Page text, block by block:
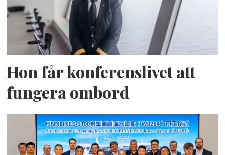
Hon får konferenslivet att
fungera ombord